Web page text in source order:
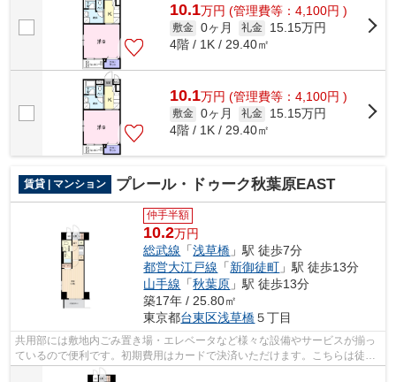
10.1万円 (管理費等：4,100円 )
敷金 0ヶ月 礼金
15.15万円
4階 / 1K / 29.40㎡
10.1万円 (管理費等：4,100円 )
敷金 0ヶ月 礼金
15.15万円
4階 / 1K / 29.40㎡
賃貸 | マンション プレール・ドゥーク秋葉原EAST
仲手半額
10.2万円
総武線 「浅草橋 」駅 徒歩7分
都営大江戸線 「新御徒町 」駅 徒歩13分
山手線 「秋葉原 」駅 徒歩13分
築17年 / 25.80㎡
東京都台東区浅草橋５丁目
共用部には敷地内ごみ置き場・エレベータなど様々な設備やサービスが揃っ
ているので便利です。初期費用はカードで決済いただけます。こちらは徒歩
7分に立地する物件です。こちらはマン...